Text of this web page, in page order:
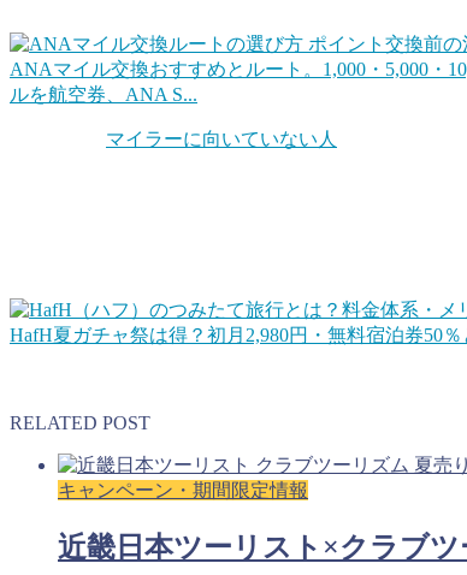
ANAマイル交換おすすめとルート。1,000・5,000・
ルを航空券、ANA S...
マイラーに向いていない人
HafH夏ガチャ祭は得？初月2,980円・無料宿泊券50
RELATED POST
キャンペーン・期間限定情報
近畿日本ツーリスト×クラブ